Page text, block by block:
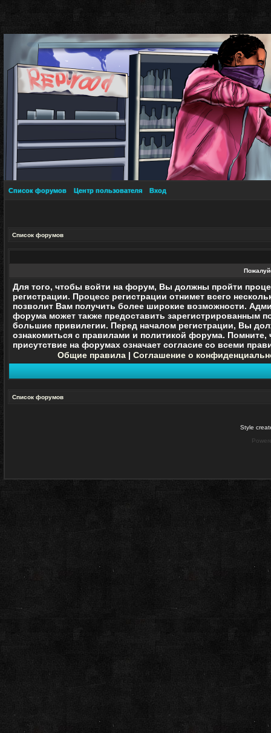
Список форумов Центр пользователя Вход
Список форумов
Для того, чтобы войти на форум, Вы должны пройти
регистрации. Процесс регистрации отнимет всего
позволит Вам получить более широкие возможности.
форума может также предоставить зарегистрированным
большие привилегии. Перед началом регистрации, Вы
ознакомиться с правилами и политикой форума. Помните,
присутствие на форумах означает согласие со всеми
Общие правила| Соглашение о
Список форумов
Style